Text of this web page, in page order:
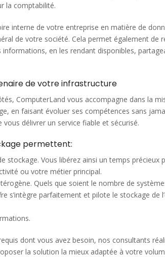
la comptabilité.
interne de votre entreprise en matière de
de votre société. Cela permet également de
en les rendant disponibles,
de votre infrastructure
ComputerLand vous accompagne dans la
en faisant évoluer ses compétences sans
délivrer un service fiable et sécurisé.
permettent:
stockage. Vous libérez ainsi un temps précieux
ou votre métier principal.
Quels que soient le nombre de
s’intègre parfaitement et pilote le stockage de
dont vous avez besoin, nos consultants
la solution la mieux adaptée à votre